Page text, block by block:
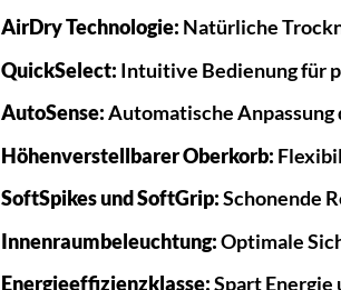
AirDry Technologie: Natürliche
QuickSelect: Intuitive Bedienung für
AutoSense:Automatische Anpassung
Höhenverstellbarer Oberkorb:
SoftSpikes und SoftGrip:Schonende
Innenraumbeleuchtung:Optimale
Energieeffizienzklasse:Spart Energie